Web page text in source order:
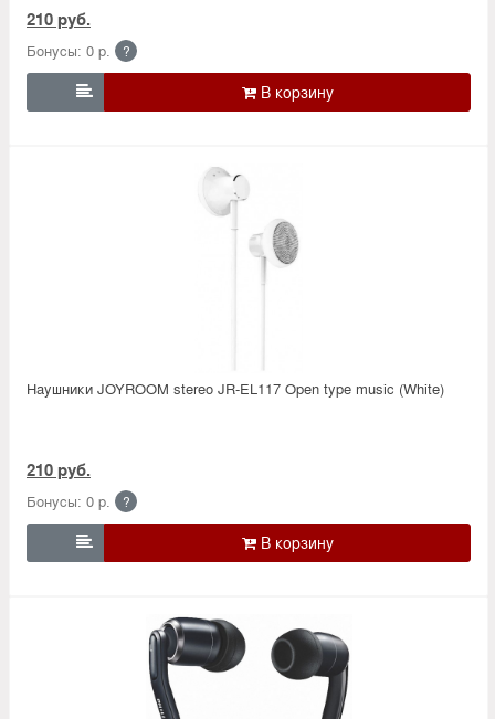
210 руб.
Бонусы: 0 р. ?

Наушники JOYROOM stereo JR-EL117 Open type music (White)
210 руб.
Бонусы: 0 р. ?
